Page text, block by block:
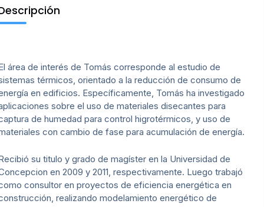
área de interés de Tomás corresponde al estudio de
térmicos, orientado a la reducción de consumo de
en edificios. Específicamente, Tomás ha investigado
sobre el uso de materiales disecantes para
de humedad para control higrotérmicos, y uso de
con cambio de fase para acumulación de energía.
su titulo y grado de magíster en la Universidad de
en 2009 y 2011, respectivamente. Luego trabajó
consultor en proyectos de eficiencia energética en
realizando modelamiento energético de